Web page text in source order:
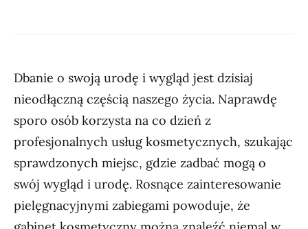
Dbanie o swoją urodę i wygląd jest dzisiaj
nieodłączną częścią naszego życia. Naprawdę
sporo osób korzysta na co dzień z
profesjonalnych usług kosmetycznych, szukając
sprawdzonych miejsc, gdzie zadbać mogą o
swój wygląd i urodę. Rosnące zainteresowanie
pielęgnacyjnymi zabiegami powoduje, że